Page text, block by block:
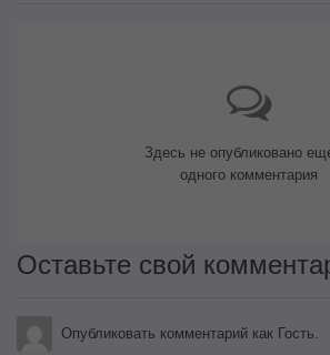
Здесь не опубликовано
одного комментария
Оставьте свой
Опубликовать комментарий как Гость.